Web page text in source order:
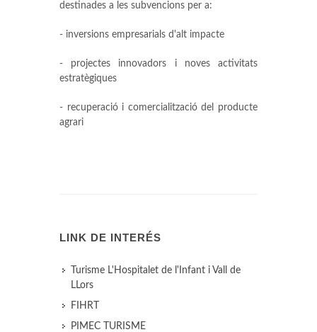
destinades a les subvencions per a:
- inversions empresarials d'alt impacte
- projectes innovadors i noves activitats
estratègiques
- recuperació i comercialització del producte
agrari
LINK DE INTERÉS
Turisme L'Hospitalet de l'Infant i Vall de
LLors
FIHRT
PIMEC TURISME